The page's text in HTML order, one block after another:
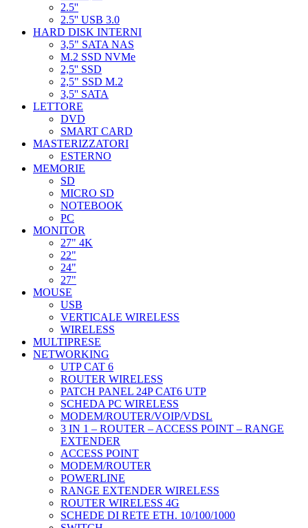
2.5''
2.5'' USB 3.0
HARD DISK INTERNI
3,5" SATA NAS
M.2 SSD NVMe
2,5'' SSD
2,5" SSD M.2
3,5'' SATA
LETTORE
DVD
SMART CARD
MASTERIZZATORI
ESTERNO
MEMORIE
SD
MICRO SD
NOTEBOOK
PC
MONITOR
27" 4K
22"
24"
27"
MOUSE
USB
VERTICALE WIRELESS
WIRELESS
MULTIPRESE
NETWORKING
UTP CAT 6
ROUTER WIRELESS
PATCH PANEL 24P CAT6 UTP
SCHEDA PC WIRELESS
MODEM/ROUTER/VOIP/VDSL
3 IN 1 – ROUTER – ACCESS POINT – RANGE
EXTENDER
ACCESS POINT
MODEM/ROUTER
POWERLINE
RANGE EXTENDER WIRELESS
ROUTER WIRELESS 4G
SCHEDE DI RETE ETH. 10/100/1000